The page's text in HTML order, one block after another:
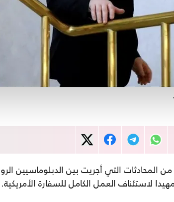
المحادثات التي أجريت بين الدبلوماسيين
لاستئناف العمل الكامل للسفارة الأمريكية.